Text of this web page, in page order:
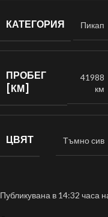
КАТЕГОРИЯ Пикап
ПРОБЕГ
[КМ]
41988
км
ЦВЯТ Тъмно сив
Публикувана в 14:32 часа